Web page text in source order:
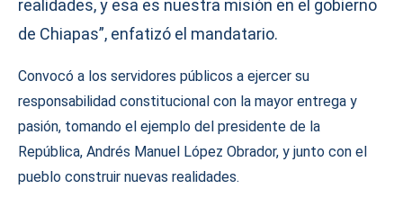
realidades, y esa es nuestra misión en el gobierno
de Chiapas”, enfatizó el mandatario.
Convocó a los servidores públicos a ejercer su
responsabilidad constitucional con la mayor entrega y
pasión, tomando el ejemplo del presidente de la
República, Andrés Manuel López Obrador, y junto con el
pueblo construir nuevas realidades.